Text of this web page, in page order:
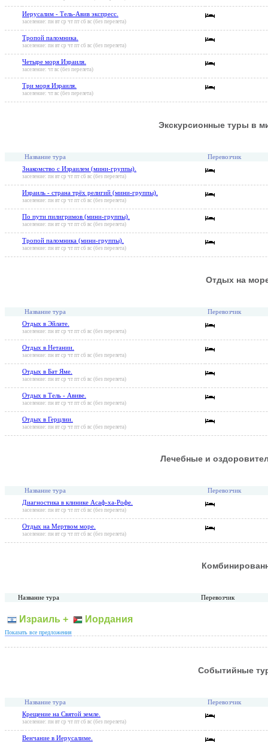
Иерусалим - Тель-Авив экспресс.
заселение: пн вт ср чт пт сб вс (без перелета)
Тропой паломника.
заселение: пн вт ср чт пт сб вс (без перелета)
Четыре моря Израиля.
заселение: чт вс (без перелета)
Три моря Израиля.
заселение: чт вс (без перелета)
Экскурсионные туры в
Название тура Перевозчик
Знакомство с Израилем (мини-группы).
заселение: пн вт ср чт пт сб вс (без перелета)
Израиль - страна трёх религий (мини-группы).
заселение: пн вт ср чт пт сб вс (без перелета)
По пути пилигримов (мини-группы).
заселение: пн вт ср чт пт сб вс (без перелета)
Тропой паломника (мини-группы).
заселение: пн вт ср чт пт сб вс (без перелета)
Отдых на
Название тура Перевозчик
Отдых в Эйлате.
заселение: пн вт ср чт пт сб вс (без перелета)
Отдых в Нетании.
заселение: пн вт ср чт пт сб вс (без перелета)
Отдых в Бат Яме.
заселение: пн вт ср чт пт сб вс (без перелета)
Отдых в Тель - Авиве.
заселение: пн вт ср чт пт сб вс (без перелета)
Отдых в Герцлии.
заселение: пн вт ср чт пт сб вс (без перелета)
Лечебные и
Название тура Перевозчик
Диагностика в клинике Асаф-ха-Рофе.
заселение: пн вт ср чт пт сб вс (без перелета)
Отдых на Мертвом море.
заселение: пн вт ср чт пт сб вс (без перелета)
Название тура Перевозчик
Израиль + Иордания
Показать все предложения
Событийные
Название тура Перевозчик
Крещение на Святой земле.
заселение: пн вт ср чт пт сб вс (без перелета)
Венчание в Иерусалиме.